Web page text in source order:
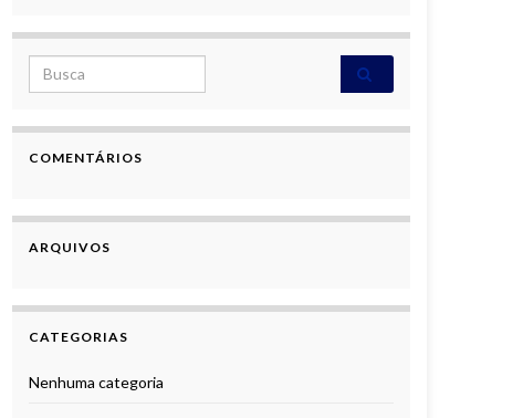
Search for:
COMENTÁRIOS
ARQUIVOS
CATEGORIAS
Nenhuma categoria